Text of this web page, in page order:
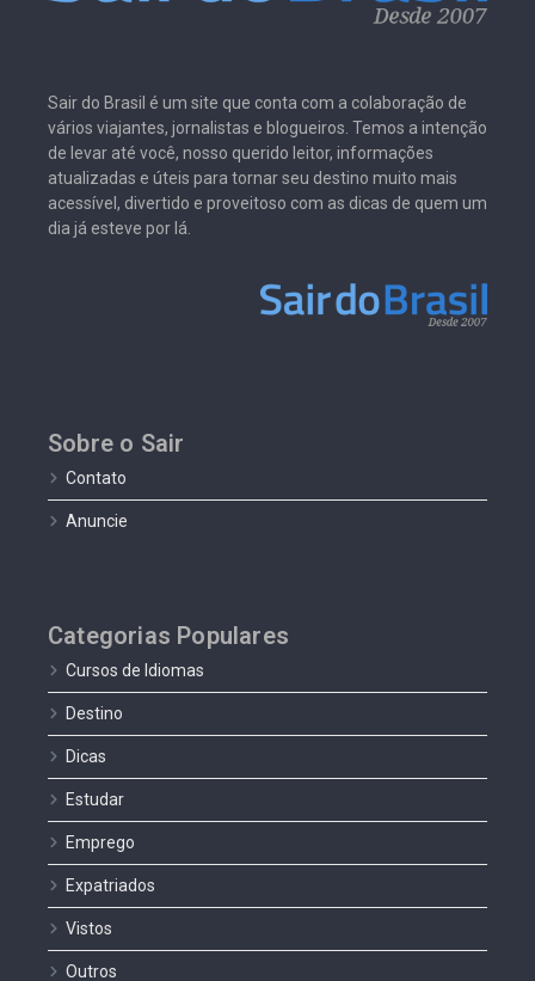
Sair do Brasil é um site que conta com a colaboração de
vários viajantes, jornalistas e blogueiros. Temos a intenção
de levar até você, nosso querido leitor, informações
atualizadas e úteis para tornar seu destino muito mais
acessível, divertido e proveitoso com as dicas de quem um
dia já esteve por lá.
Sobre o Sair
Contato
Anuncie
Categorias Populares
Cursos de Idiomas
Destino
Dicas
Estudar
Emprego
Expatriados
Vistos
Outros